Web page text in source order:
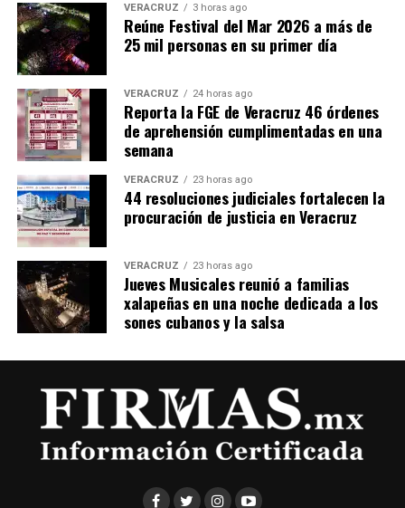
VERACRUZ 3 horas ago
Reúne Festival del Mar 2026 a más de
25 mil personas en su primer día
VERACRUZ 24 horas ago
Reporta la FGE de Veracruz 46 órdenes
de aprehensión cumplimentadas en una
semana
VERACRUZ 23 horas ago
44 resoluciones judiciales fortalecen la
procuración de justicia en Veracruz
VERACRUZ 23 horas ago
Jueves Musicales reunió a familias
xalapeñas en una noche dedicada a los
sones cubanos y la salsa